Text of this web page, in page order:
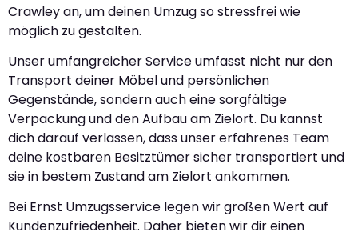
Crawley an, um deinen Umzug so stressfrei wie
möglich zu gestalten.
Unser umfangreicher Service umfasst nicht nur den
Transport deiner Möbel und persönlichen
Gegenstände, sondern auch eine sorgfältige
Verpackung und den Aufbau am Zielort. Du kannst
dich darauf verlassen, dass unser erfahrenes Team
deine kostbaren Besitztümer sicher transportiert und
sie in bestem Zustand am Zielort ankommen.
Bei Ernst Umzugsservice legen wir großen Wert auf
Kundenzufriedenheit. Daher bieten wir dir einen